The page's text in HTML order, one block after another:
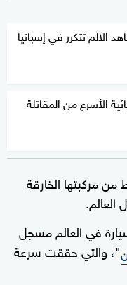
الألم تتكرر في إسبانيا
الأسرع من المقاتلة
100 سيارة فقط من مركبتها الخارقة
العالم.
في العالم مسجل
"، والتي حققت سرعة